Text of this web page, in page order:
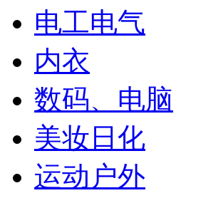
电工电气
内衣
数码、电脑
美妆日化
运动户外